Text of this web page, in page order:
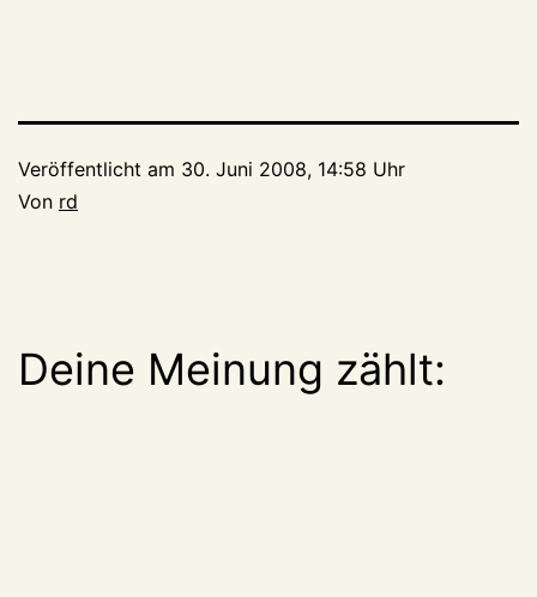
Veröffentlicht am 30. Juni 2008, 14:58 Uhr
Von rd
Deine Meinung zählt: